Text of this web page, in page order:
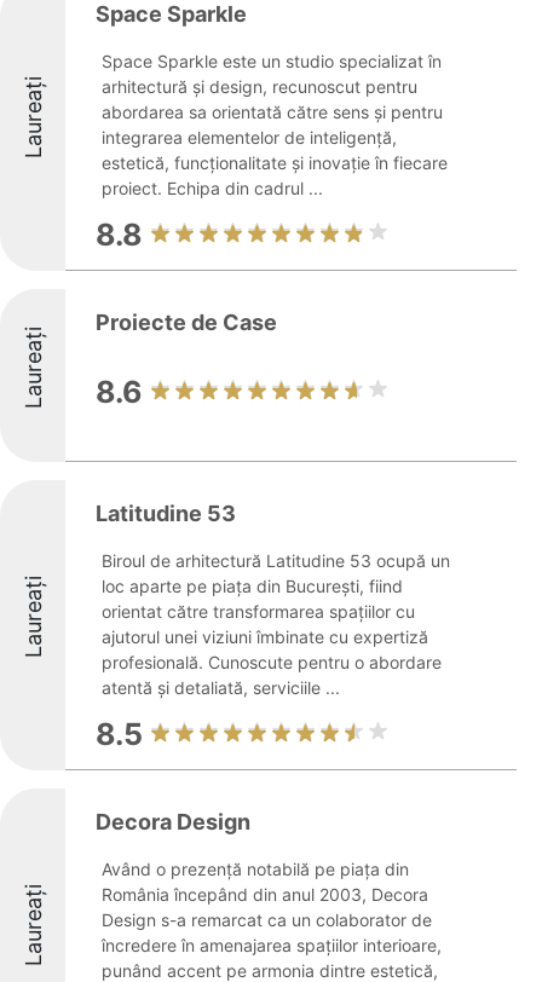
Laureați
Space Sparkle
Space Sparkle este un studio specializat în
arhitectură și design, recunoscut pentru
abordarea sa orientată către sens și pentru
integrarea elementelor de inteligență,
estetică, funcționalitate și inovație în fiecare
proiect. Echipa din cadrul ...
8.8
Laureați
Proiecte de Case
8.6
Laureați
Latitudine 53
Biroul de arhitectură Latitudine 53 ocupă un
loc aparte pe piața din București, fiind
orientat către transformarea spațiilor cu
ajutorul unei viziuni îmbinate cu expertiză
profesională. Cunoscute pentru o abordare
atentă și detaliată, serviciile ...
8.5
Laureați
Decora Design
Având o prezență notabilă pe piața din
România începând din anul 2003, Decora
Design s-a remarcat ca un colaborator de
încredere în amenajarea spațiilor interioare,
punând accent pe armonia dintre estetică,